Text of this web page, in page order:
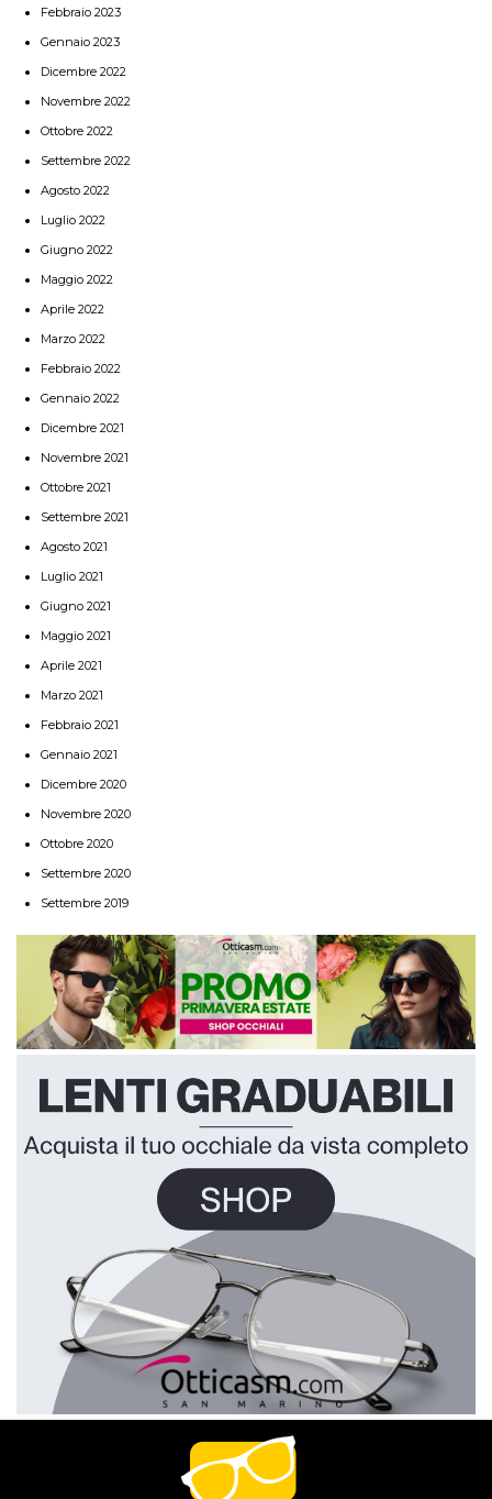
Febbraio 2023
Gennaio 2023
Dicembre 2022
Novembre 2022
Ottobre 2022
Settembre 2022
Agosto 2022
Luglio 2022
Giugno 2022
Maggio 2022
Aprile 2022
Marzo 2022
Febbraio 2022
Gennaio 2022
Dicembre 2021
Novembre 2021
Ottobre 2021
Settembre 2021
Agosto 2021
Luglio 2021
Giugno 2021
Maggio 2021
Aprile 2021
Marzo 2021
Febbraio 2021
Gennaio 2021
Dicembre 2020
Novembre 2020
Ottobre 2020
Settembre 2020
Settembre 2019